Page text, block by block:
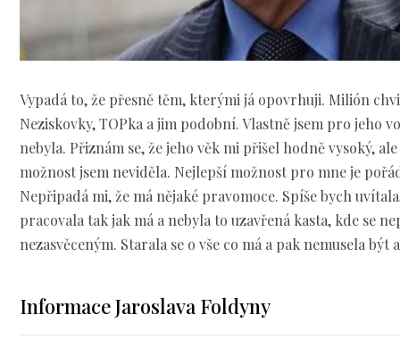
Vypadá to, že přesně těm, kterými já opovrhuji. Milión
Neziskovky, TOPka a jim podobní. Vlastně jsem pro jeho
nebyla. Přiznám se, že jeho věk mi přišel hodně vysoký,
možnost jsem neviděla. Nejlepší možnost pro mne je
Nepřipadá mi, že má nějaké pravomoce. Spíše bych
pracovala tak jak má a nebyla to uzavřená kasta, kde se
nezasvěceným. Starala se o vše co má a pak nemusela
Informace Jaroslava Foldyny